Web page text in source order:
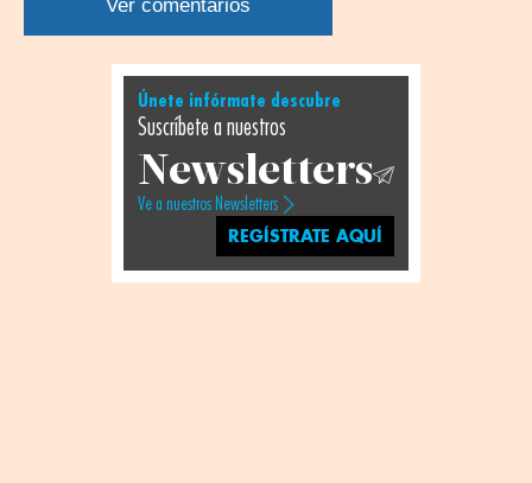
WhatsApp
TwitterFacebookLinkedin
Ver comentarios
Únete infórmate descubre
Suscríbete a nuestros
Newsletters
Ve a nuestros Newsletters
REGÍSTRATE AQUÍ